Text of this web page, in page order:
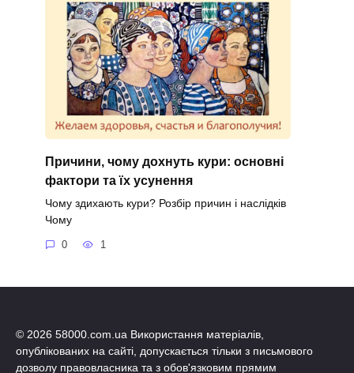
Причини, чому дохнуть кури: основні
фактори та їх усунення
Чому здихають кури? Розбір причин і наслідків
Чому
0 1
© 2026 58000.com.ua Використання матеріалів,
опублікованих на сайті, допускається тільки з письмового
дозволу правовласника та з обов'язковим прямим